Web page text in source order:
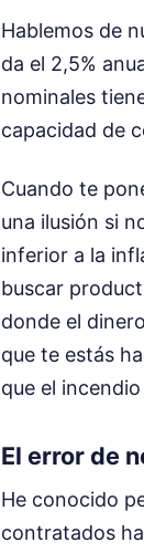
Hablemos de
da el 2,5%
nominales
capacidad de
Cuando te
una ilusión si
inferior a la
buscar
donde el
que te estás
que el
El error de
He conocido
contratados